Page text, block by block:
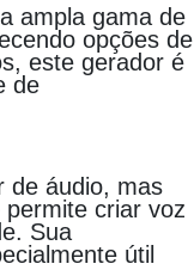
ampla gama de
opções de
este gerador é
de
de áudio, mas
criar voz
Sua
útil